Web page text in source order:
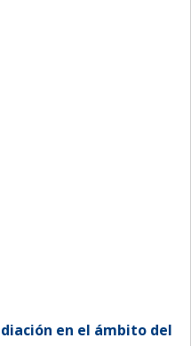
en el ámbito del